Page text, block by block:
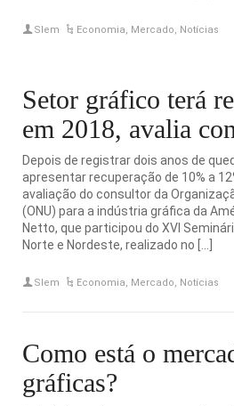
Slem Economia, Mercado, Notícias
Setor gráfico terá
em 2018, avalia
Depois de registrar dois anos de
apresentar recuperação de 10% a
avaliação do consultor da
(ONU) para a indústria gráfica da
Netto, que participou do XVI
Norte e Nordeste, realizado no […]
Slem Economia, Mercado, Notícias
Como está o
gráficas?